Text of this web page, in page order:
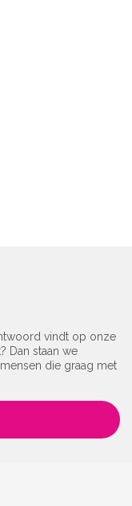
vindt op onze
Dan staan we
die graag met